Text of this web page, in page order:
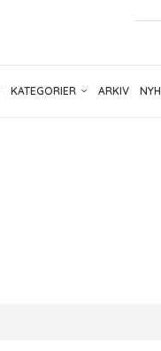
KATEGORIER ARKIV